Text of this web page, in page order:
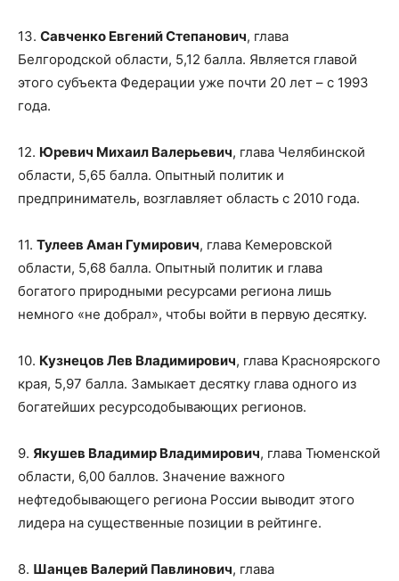
13. Савченко Евгений Степанович, глава
Белгородской области, 5,12 балла. Является главой
этого субъекта Федерации уже почти 20 лет – с 1993
года.
12. Юревич Михаил Валерьевич, глава Челябинской
области, 5,65 балла. Опытный политик и
предприниматель, возглавляет область с 2010 года.
11. Тулеев Аман Гумирович, глава Кемеровской
области, 5,68 балла. Опытный политик и глава
богатого природными ресурсами региона лишь
немного «не добрал», чтобы войти в первую десятку.
10. Кузнецов Лев Владимирович, глава Красноярского
края, 5,97 балла. Замыкает десятку глава одного из
богатейших ресурсодобывающих регионов.
9. Якушев Владимир Владимирович, глава Тюменской
области, 6,00 баллов. Значение важного
нефтедобывающего региона России выводит этого
лидера на существенные позиции в рейтинге.
8. Шанцев Валерий Павлинович, глава